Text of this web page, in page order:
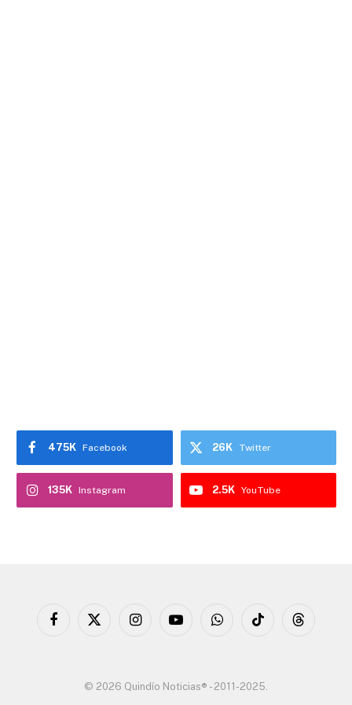
Facebook
475K Twitter
26K
Instagram
135K YouTube
2.5K
Facebook
X
InstagramYouTubeWhatsAppTikTok Threads
© 2026 Quindío Noticias® - 2011-2025.